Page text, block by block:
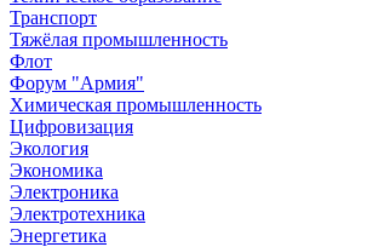
Транспорт
Тяжёлая промышленность
Флот
Форум "Армия"
Химическая промышленность
Цифровизация
Экология
Экономика
Электроника
Электротехника
Энергетика